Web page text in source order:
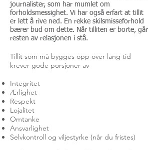
journalister, som har mumlet om
forholdsmessighet. Vi har også erfart at tillit
er lett å rive ned. En rekke skilsmisseforhold
bærer bud om dette. Når tilliten er borte, går
resten av relasjonen i stå.
Tillit som må bygges opp over lang tid
krever gode porsjoner av
Integritet
Ærlighet
Respekt
Lojalitet
Omtanke
Ansvarlighet
Selvkontroll og viljestyrke (når du fristes)